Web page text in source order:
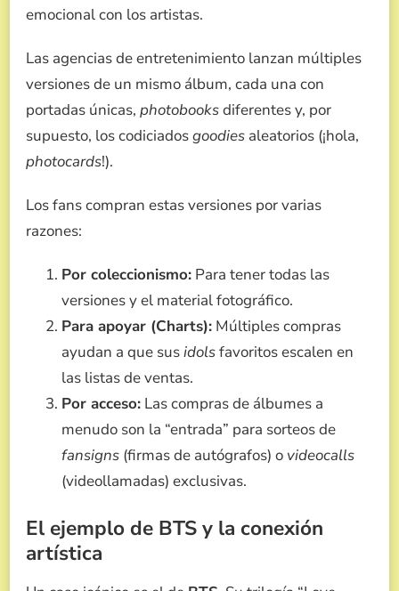
emocional con los artistas.
Las agencias de entretenimiento lanzan múltiples
versiones de un mismo álbum, cada una con
portadas únicas, photobooksdiferentes y, por
supuesto, los codiciadosgoodies aleatorios (¡hola,
photocards!).
Los fans compran estas versiones por varias
razones:
Por coleccionismo: Para tener todas las
versiones y el material fotográfico.
Para apoyar (Charts): Múltiples compras
ayudan a que susidolsfavoritos escalen en
las listas de ventas.
Por acceso: Las compras de álbumes a
menudo son la “entrada” para sorteos de
fansigns (firmas de autógrafos) o videocalls
(videollamadas) exclusivas.
El ejemplo de BTS y la conexión
artística